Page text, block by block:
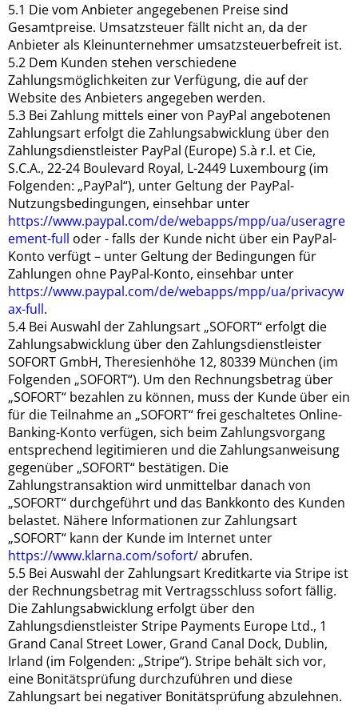
5.1 Die vom Anbieter angegebenen Preise sind
Gesamtpreise. Umsatzsteuer fällt nicht an, da der
Anbieter als Kleinunternehmer umsatzsteuerbefreit ist.
5.2 Dem Kunden stehen verschiedene
Zahlungsmöglichkeiten zur Verfügung, die auf der
Website des Anbieters angegeben werden.
5.3 Bei Zahlung mittels einer von PayPal angebotenen
Zahlungsart erfolgt die Zahlungsabwicklung über den
Zahlungsdienstleister PayPal (Europe) S.à r.l. et Cie,
S.C.A., 22-24 Boulevard Royal, L-2449 Luxembourg (im
Folgenden: „PayPal“), unter Geltung der PayPal-
Nutzungsbedingungen, einsehbar unter
https://www.paypal.com/de/webapps/mpp/ua/useragre
ement-full oder - falls der Kunde nicht über ein PayPal-
Konto verfügt – unter Geltung der Bedingungen für
Zahlungen ohne PayPal-Konto, einsehbar unter
https://www.paypal.com/de/webapps/mpp/ua/privacyw
ax-full.
5.4 Bei Auswahl der Zahlungsart „SOFORT“ erfolgt die
Zahlungsabwicklung über den Zahlungsdienstleister
SOFORT GmbH, Theresienhöhe 12, 80339 München (im
Folgenden „SOFORT“). Um den Rechnungsbetrag über
„SOFORT“ bezahlen zu können, muss der Kunde über ein
für die Teilnahme an „SOFORT“ frei geschaltetes Online-
Banking-Konto verfügen, sich beim Zahlungsvorgang
entsprechend legitimieren und die Zahlungsanweisung
gegenüber „SOFORT“ bestätigen. Die
Zahlungstransaktion wird unmittelbar danach von
„SOFORT“ durchgeführt und das Bankkonto des Kunden
belastet. Nähere Informationen zur Zahlungsart
„SOFORT“ kann der Kunde im Internet unter
https://www.klarna.com/sofort/abrufen.
5.5 Bei Auswahl der Zahlungsart Kreditkarte via Stripe ist
der Rechnungsbetrag mit Vertragsschluss sofort fällig.
Die Zahlungsabwicklung erfolgt über den
Zahlungsdienstleister Stripe Payments Europe Ltd., 1
Grand Canal Street Lower, Grand Canal Dock, Dublin,
Irland (im Folgenden: „Stripe“). Stripe behält sich vor,
eine Bonitätsprüfung durchzuführen und diese
Zahlungsart bei negativer Bonitätsprüfung abzulehnen.